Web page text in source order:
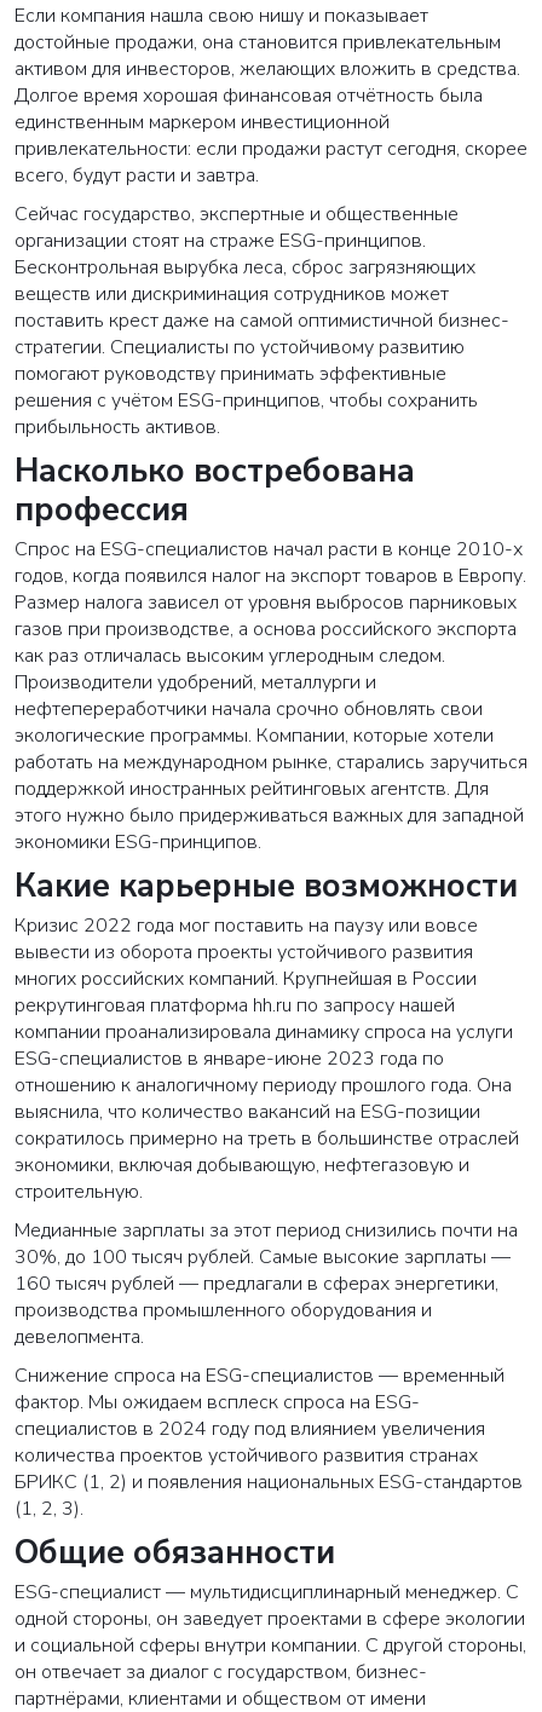
Если компания нашла свою нишу и показывает
достойные продажи, она становится привлекательным
активом для инвесторов, желающих вложить в средства.
Долгое время хорошая финансовая отчётность была
единственным маркером инвестиционной
привлекательности: если продажи растут сегодня, скорее
всего, будут расти и завтра.
Сейчас государство, экспертные и общественные
организации стоят на страже ESG-принципов.
Бесконтрольная вырубка леса, сброс загрязняющих
веществ или дискриминация сотрудников может
поставить крест даже на самой оптимистичной бизнес-
стратегии. Специалисты по устойчивому развитию
помогают руководству принимать эффективные
решения с учётом ESG-принципов, чтобы сохранить
прибыльность активов.
Насколько востребована
профессия
Спрос на ESG-специалистов начал расти в конце 2010-х
годов, когда появился налог на экспорт товаров в Европу.
Размер налога зависел от уровня выбросов парниковых
газов при производстве, а основа российского экспорта
как раз отличалась высоким углеродным следом.
Производители удобрений, металлурги и
нефтепереработчики начала срочно обновлять свои
экологические программы. Компании, которые хотели
работать на международном рынке, старались заручиться
поддержкой иностранных рейтинговых агентств. Для
этого нужно было придерживаться важных для западной
экономики ESG-принципов.
Какие карьерные возможности
Кризис 2022 года мог поставить на паузу или вовсе
вывести из оборота проекты устойчивого развития
многих российских компаний. Крупнейшая в России
рекрутинговая платформа hh.ru по запросу нашей
компании проанализировала динамику спроса на услуги
ESG-специалистов в январе-июне 2023 года по
отношению к аналогичному периоду прошлого года. Она
выяснила, что количество вакансий на ESG-позиции
сократилось примерно на треть в большинстве отраслей
экономики, включая добывающую, нефтегазовую и
строительную.
Медианные зарплаты за этот период снизились почти на
30%, до 100 тысяч рублей. Самые высокие зарплаты —
160 тысяч рублей — предлагали в сферах энергетики,
производства промышленного оборудования и
девелопмента.
Снижение спроса на ESG-специалистов — временный
фактор. Мы ожидаем всплеск спроса на ESG-
специалистов в 2024 году под влиянием увеличения
количества проектов устойчивого развития странах
БРИКС (1, 2) и появления национальных ESG-стандартов
(1, 2, 3).
Общие обязанности
ESG-специалист — мультидисциплинарный менеджер. С
одной стороны, он заведует проектами в сфере экологии
и социальной сферы внутри компании. С другой стороны,
он отвечает за диалог с государством, бизнес-
партнёрами, клиентами и обществом от имени